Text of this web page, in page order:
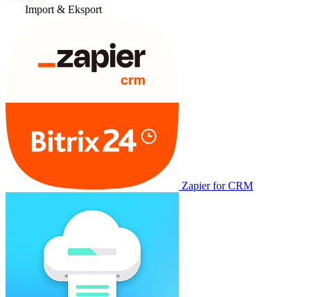
Import & Eksport
Zapier for CRM